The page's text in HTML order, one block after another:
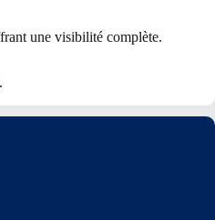
une visibilité complète.